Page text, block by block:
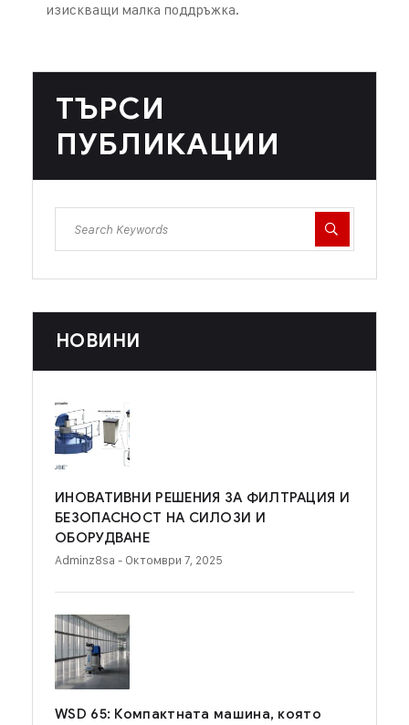
изискващи малка поддръжка.
ТЪРСИ
ПУБЛИКАЦИИ
НОВИНИ
ИНОВАТИВНИ РЕШЕНИЯ ЗА ФИЛТРАЦИЯ И
БЕЗОПАСНОСТ НА СИЛОЗИ И
ОБОРУДВАНЕ
Adminz8sa - Октомври 7, 2025
WSD 65: Компактната машина, която